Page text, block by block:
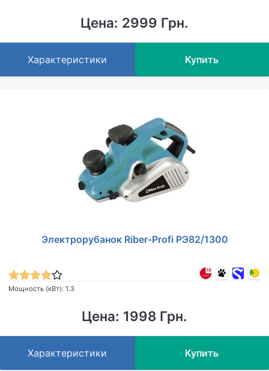
Цена: 2999 Грн.
Характеристики Купить
Электрорубанок Riber-Profi РЭ82/1300
Мощность (кВт): 1.3
Цена: 1998 Грн.
Характеристики Купить